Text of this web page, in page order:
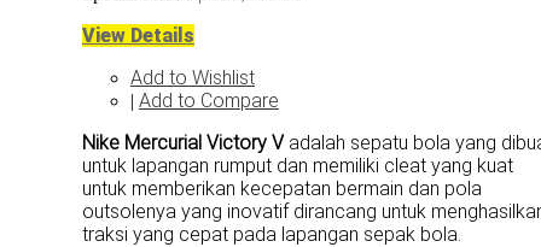
View Details
Add to Wishlist
| Add to Compare
Nike Mercurial Victory V adalah sepatu bola yang
untuk lapangan rumput dan memiliki cleat yang kuat
untuk memberikan kecepatan bermain dan pola
outsolenya yang inovatif dirancang untuk
traksi yang cepat pada lapangan sepak bola.